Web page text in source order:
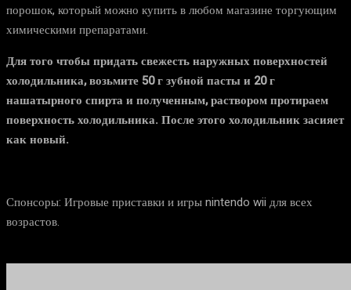
порошок, который можно купить в любом магазине торгующим
химическими препаратами.
Для того чтобы придать свежесть наружных поверхностей
холодильника, возьмите 50 г зубной пасты и 20 г
нашатырного спирта и полученным, раствором протираем
поверхность холодильника. После этого холодильник засияет
как новый.
Спонсоры: Игровые приставки и игры nintendo wii для всех
возрастов.